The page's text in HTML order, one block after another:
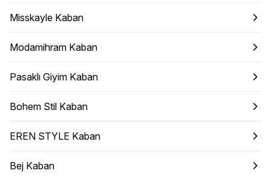
Misskayle Kaban
Modamihram Kaban
Pasaklı Giyim Kaban
Bohem Stil Kaban
EREN STYLE Kaban
Bej Kaban